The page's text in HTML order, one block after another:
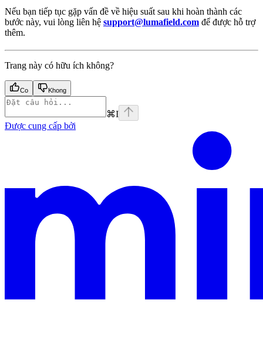
Nếu bạn tiếp tục gặp vấn đề về hiệu suất sau khi hoàn thành các
bước này, vui lòng liên hệ support@lumafield.com để được hỗ trợ
thêm.
Trang này có hữu ích không?
Co Khong
⌘I
Được cung cấp bởi